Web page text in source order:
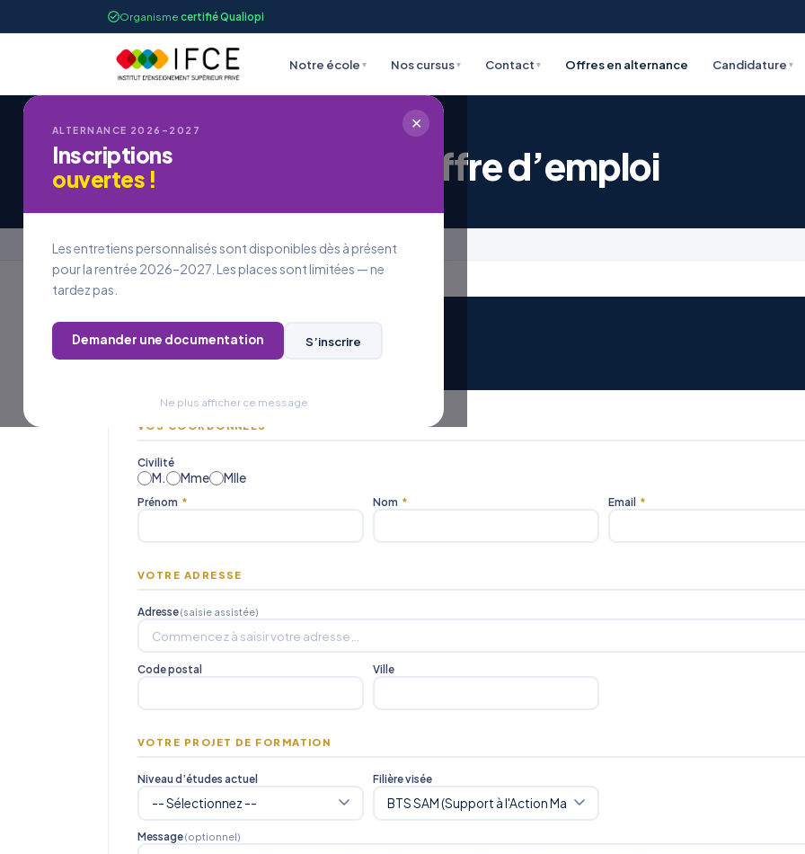
Organisme certifié Qualiopi
Notre école ▾ Nos cursus▾ Contact ▾ Offres en alternance Candidature ▾
✕
ALTERNANCE 2026–2027
Inscriptions
ouvertes !
Les entretiens personnalisés sont disponibles dès à présent
pour la rentrée 2026–2027. Les places sont limitées — ne
tardez pas.
Demander une documentation S’inscrire
Ne plus afficher ce message
Candidature à une offre d’emploi
Accueil › Candidature à une offre d’emploi
Postuler àune offre
VOS COORDONNÉES
Civilité
M. Mme Mlle
Prénom * Nom * Email *
VOTRE ADRESSE
Adresse(saisie assistée)
Code postal Ville
VOTRE PROJET DE FORMATION
Niveau d’études actuel Filière visée
Message(optionnel)